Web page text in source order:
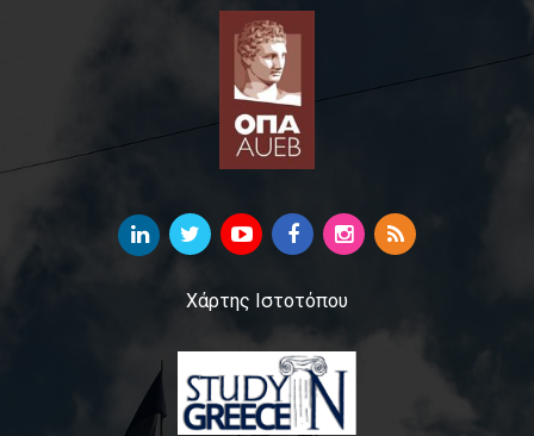
Erasmus+
Νέα
Επικοινωνία
Χάρτης Ιστοτόπου